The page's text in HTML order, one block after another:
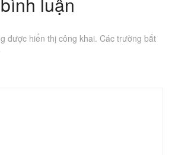
được hiển thị công khai. Các trường bắt